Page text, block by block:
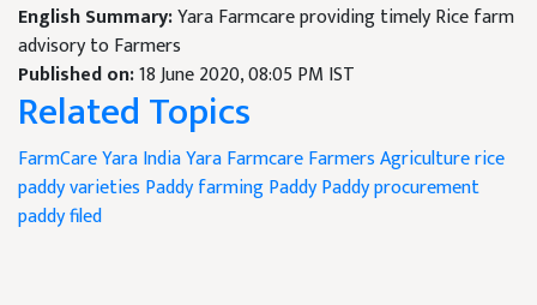
English Summary:Yara Farmcare providing timely Rice farm
advisory to Farmers
Published on:18 June 2020, 08:05 PM IST
Related Topics
FarmCareYara IndiaYara FarmcareFarmersAgriculturerice
paddy varieties Paddy farmingPaddyPaddy procurement
paddy filed